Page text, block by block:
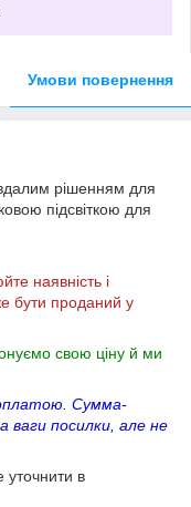
Умови повернення
рішенням для
підсвіткою для
наявність і
бути проданий у
свою ціну й ми
Сумма-
ваги посилки, але не
уточнити в